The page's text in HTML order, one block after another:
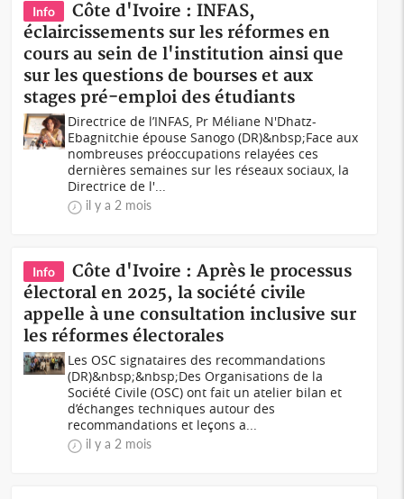
Info
Côte d'Ivoire : INFAS,
éclaircissements sur les réformes en
cours au sein de l'institution ainsi que
sur les questions de bourses et aux
stages pré-emploi des étudiants
Directrice de l’INFAS, Pr Méliane N'Dhatz-
Ebagnitchie épouse Sanogo (DR)&nbsp;Face aux
nombreuses préoccupations relayées ces
dernières semaines sur les réseaux sociaux, la
Directrice de l'...
il y a 2 mois
Info
Côte d'Ivoire : Après le processus
électoral en 2025, la société civile
appelle à une consultation inclusive sur
les réformes électorales
Les OSC signataires des recommandations
(DR)&nbsp;&nbsp;Des Organisations de la
Société Civile (OSC) ont fait un atelier bilan et
d’échanges techniques autour des
recommandations et leçons a...
il y a 2 mois